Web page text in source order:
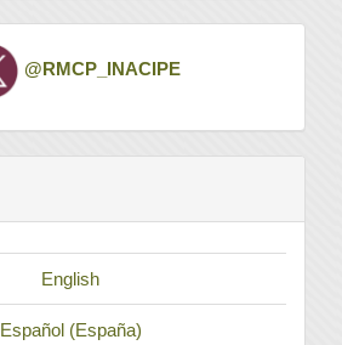
@RMCP_INACIPE
English
Español (España)